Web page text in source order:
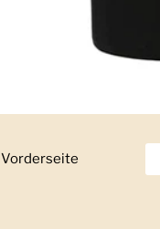
Zeige Folie 1
Vorderseite